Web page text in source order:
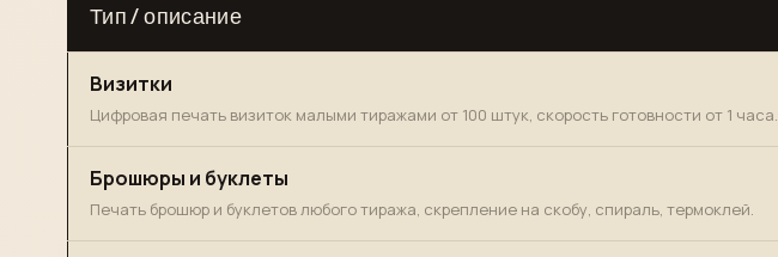
Тип / описание
Визитки
Цифровая печать визиток малыми тиражами от 100 штук, скорость готовности от 1 часа.
Брошюры и буклеты
Печать брошюр и буклетов любого тиража, скрепление на скобу, спираль, термоклей.